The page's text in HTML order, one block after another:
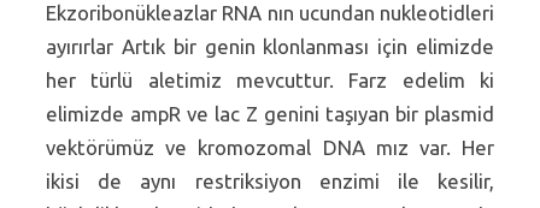
Ekzoribonükleazlar RNA nın ucundan nukleotidleri
ayırırlar Artık bir genin klonlanması için elimizde
her türlü aletimiz mevcuttur. Farz edelim ki
elimizde ampR ve lac Z genini taşıyan bir plasmid
vektörümüz ve kromozomal DNA mız var. Her
ikisi de aynı restriksiyon enzimi ile kesilir,